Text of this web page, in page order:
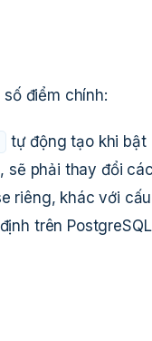
điểm chính:
tự động tạo khi bật
sẽ phải thay đổi
riêng, khác với cấu
trên PostgreSQL